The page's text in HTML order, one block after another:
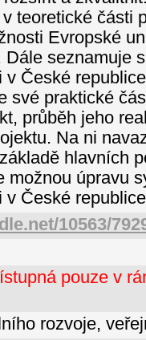
teoretické části
Evropské
Dále seznamuje
v České
své praktické
průběh jeho
Na ni
hlavních
možnou úpravu
v České
10563/
pouze v
rozvoje,